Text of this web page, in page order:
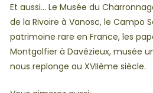
Et aussi… Le Musée du
de la Rivoire à Vanosc, le Campo
patrimoine rare en France, les
Montgolfier à Davézieux, musée
nous replonge au XVIIème siècle.